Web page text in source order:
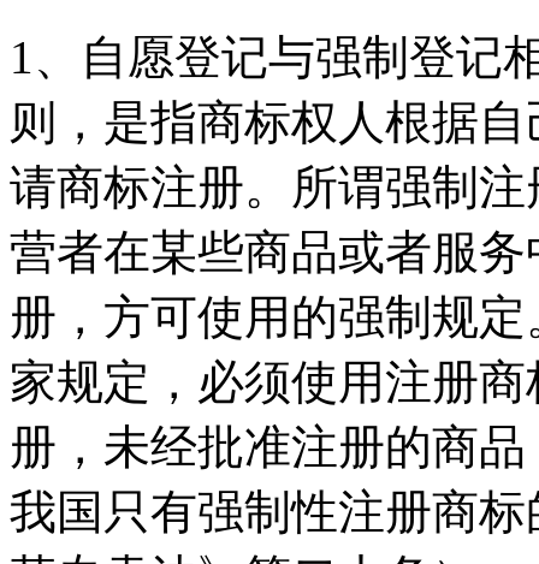
1、自愿登记与强制登记
则，是指商标权人根据
请商标注册。所谓强制
营者在某些商品或者服
册，方可使用的强制规
家规定，必须使用注册
册，未经批准注册的商
我国只有强制性注册商